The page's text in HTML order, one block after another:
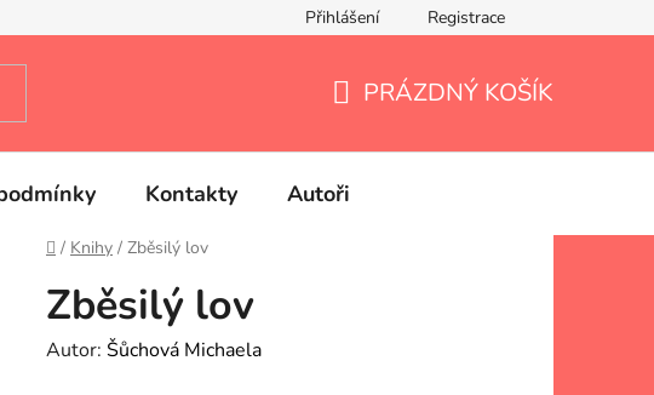
Přihlášení Registrace
KOŠÍK
PRÁZDNÝ KOŠÍK
Kontakty Autoři
Domů
/ Knihy / Zběsilý lov
Zběsilý lov
Autor: Šůchová Michaela